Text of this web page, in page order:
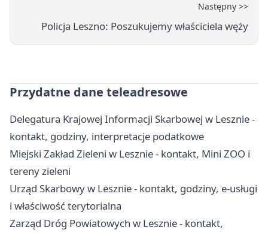
Następny >>
Policja Leszno: Poszukujemy właściciela węży
Przydatne dane teleadresowe
Delegatura Krajowej Informacji Skarbowej w Lesznie -
kontakt, godziny, interpretacje podatkowe
Miejski Zakład Zieleni w Lesznie - kontakt, Mini ZOO i
tereny zieleni
Urząd Skarbowy w Lesznie - kontakt, godziny, e-usługi
i właściwość terytorialna
Zarząd Dróg Powiatowych w Lesznie - kontakt,